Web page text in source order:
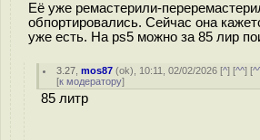
Её уже ремастерили-
обпортировались. Сейчас она
уже есть. На ps5 можно за 85 лир
3.27 ,mos87 (ok), 10:11, 02/02/2026 [^] [^^] [
[к модератору]
85 литр